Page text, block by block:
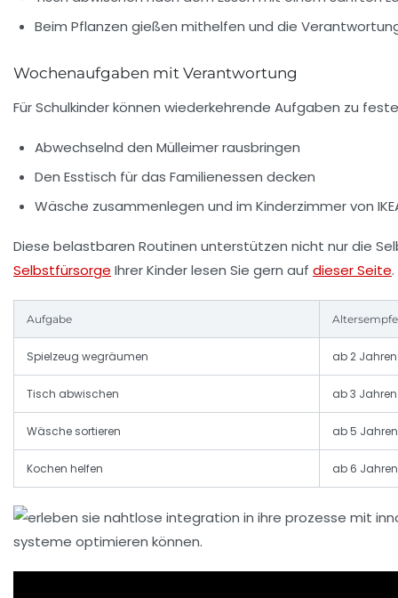
Beim Pflanzen gießen mithelfen und die
Wochenaufgaben mit Verantwortung
Für Schulkinder können wiederkehrende Aufgaben zu
Abwechselnd den Mülleimer rausbringen
Den Esstisch für das Familienessen decken
Wäsche zusammenlegen und im Kinderzimmer von
Diese belastbaren Routinen unterstützen nicht nur die
Selbstfürsorge Ihrer Kinder lesen Sie gern auf dieser Seite.
Aufgabe
Spielzeug wegräumen ab 2 Jahren
Tisch abwischen ab 3 Jahren
Wäsche sortieren ab 5 Jahren
Kochen helfen ab 6 Jahren